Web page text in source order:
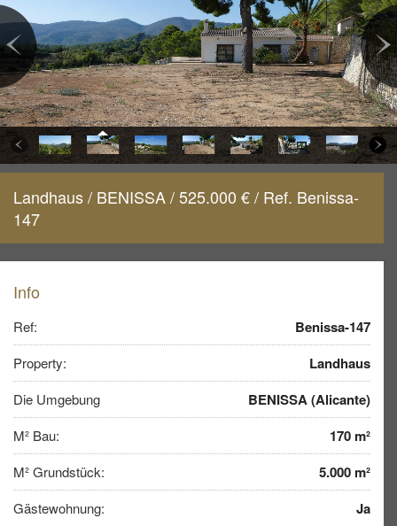
Landhaus / BENISSA / 525.000 € / Ref. Benissa-
147
Info
Ref: Benissa-147
Property: Landhaus
Die Umgebung BENISSA (Alicante)
M² Bau: 170 m²
M² Grundstück: 5.000 m²
Gästewohnung: Ja